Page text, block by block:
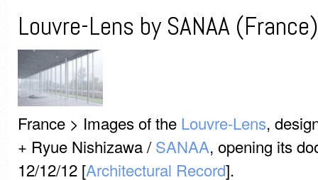
Louvre-Lens by SANAA (France)
France > Images of the Louvre-Lens,
+ Ryue Nishizawa /SANAA, opening its
12/12/12 [Architectural Record].